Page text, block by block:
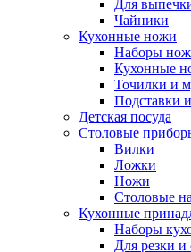
Для
Чайники
Кухонные ножи
Наборы
Кухонные
Точилки и
Подставки
Детская посуда
Столовые
Вилки
Ложки
Ножи
Столовые
Кухонные
Наборы
Для резки и